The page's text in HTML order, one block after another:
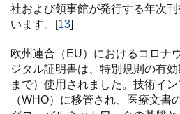
社および領事館が発行する年次
います。[13]
欧州連合（EU）におけるコロナ
ジタル証明書は、特別規則の有
まで）使用されました。技術イ
（WHO）に移管され、医療文書